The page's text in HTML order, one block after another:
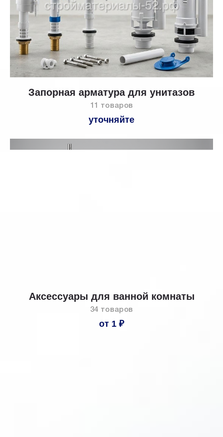
Запорная арматура для унитазов
11 товаров
уточняйте
Аксессуары для ванной комнаты
34 товаров
от 1 ₽